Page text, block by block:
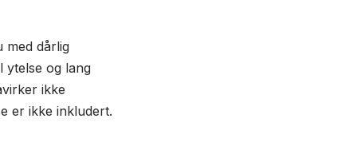
med dårlig
ytelse og lang
ikke
er ikke inkludert.